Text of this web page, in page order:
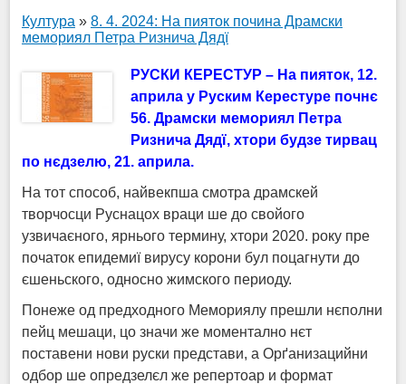
Култура » 8. 4. 2024: На пияток почина Драмски
мемориял Петра Ризнича Дядї
РУСКИ КЕРЕСТУР – На пияток, 12.
априла у Руским Керестуре почнє
56. Драмски мемориял Петра
Ризнича Дядї, хтори будзе тирвац
по нєдзелю, 21. априла.
На тот способ, найвекпша смотра драмскей
творчосци Руснацох враци ше до свойого
узвичаєного, ярнього термину, хтори 2020. року пре
початок епидемиї вирусу корони бул поцагнути до
єшеньского, односно жимского периоду.
Понеже од предходного Мемориялу прешли нєполни
пейц мешаци, цо значи же моментално нєт
поставени нови руски представи, а Орґанизацийни
одбор ше опредзелєл же репертоар и формат